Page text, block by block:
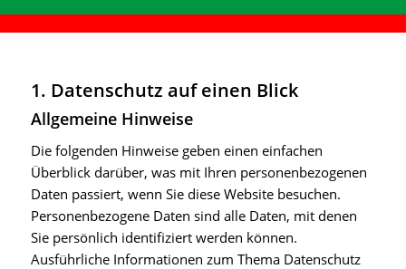
1. Datenschutz auf einen Blick
Allgemeine Hinweise
Die folgenden Hinweise geben einen einfachen
Überblick darüber, was mit Ihren personenbezogenen
Daten passiert, wenn Sie diese Website besuchen.
Personenbezogene Daten sind alle Daten, mit denen
Sie persönlich identifiziert werden können.
Ausführliche Informationen zum Thema Datenschutz